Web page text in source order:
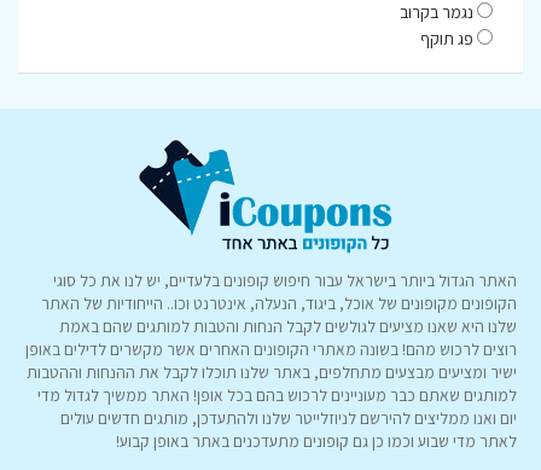
נגמר בקרוב
פג תוקף
האתר הגדול ביותר בישראל עבור חיפוש קופונים בלעדיים, יש לנו את כל סוגי
הקופונים מקופונים של אוכל, ביגוד, הנעלה, אינטרנט וכו.. הייחודיות של האתר
שלנו היא שאנו מציעים לגולשים לקבל הנחות והטבות למותגים שהם באמת
רוצים לרכוש מהם! בשונה מאתרי הקופונים האחרים אשר מקשרים לדילים באופן
ישיר ומציעים מבצעים מתחלפים, באתר שלנו תוכלו לקבל את ההנחות וההטבות
למותגים שאתם כבר מעוניינים לרכוש בהם בכל אופן! האתר ממשיך לגדול מדי
יום ואנו ממליצים להירשם לניוזלייטר שלנו ולהתעדכן, מותגים חדשים עולים
לאתר מדי שבוע וכמו כן גם קופונים מתעדכנים באתר באופן קבוע!